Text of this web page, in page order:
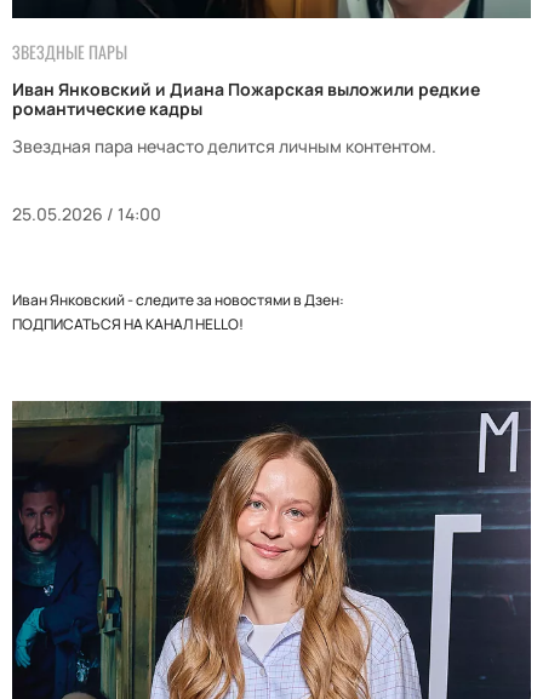
ЗВЕЗДНЫЕ ПАРЫ
Иван Янковский и Диана Пожарская выложили редкие
романтические кадры
Звездная пара нечасто делится личным контентом.
25.05.2026 / 14:00
Иван Янковский - следите за новостями в Дзен:
ПОДПИСАТЬСЯ НА КАНАЛ HELLO!